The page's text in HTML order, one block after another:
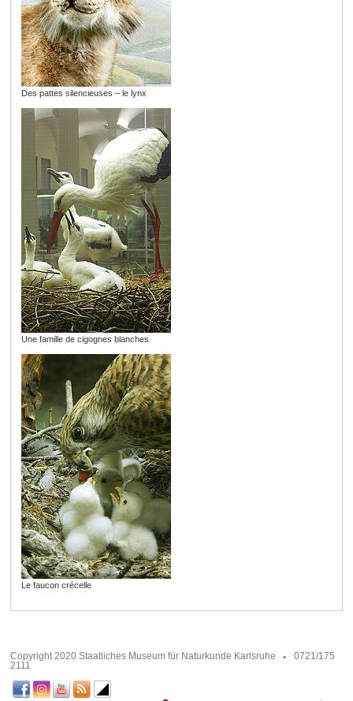
Des pattes silencieuses – le lynx
Une famille de cigognes blanches
Le faucon crécelle
Copyright 2020 Staatliches Museum für Naturkunde Karlsruhe
0721/175
2111